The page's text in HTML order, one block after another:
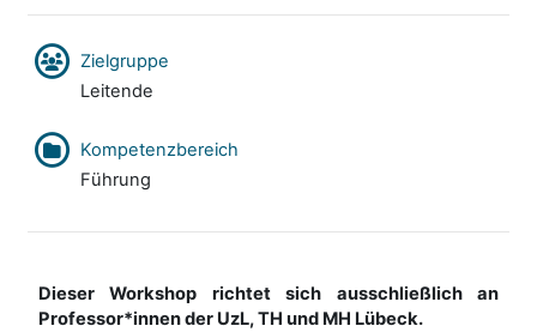
Zielgruppe
Leitende
Kompetenzbereich
Führung
Dieser Workshop richtet sich ausschließlich an
Professor*innen der UzL, TH und MH Lübeck.